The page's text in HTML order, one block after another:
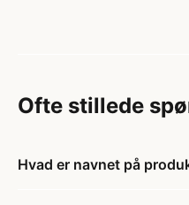
Ofte stillede
Hvad er navnet på